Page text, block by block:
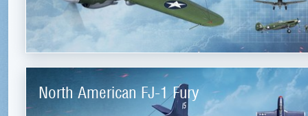
North American FJ-1 Fury